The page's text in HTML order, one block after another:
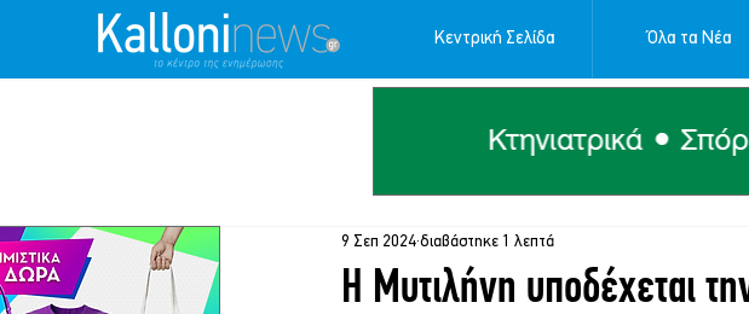
Κεντρική Σελίδα Όλα τα Νέα
Η Μυτιλήνη υποδέχεται
9 Σεπ 2024 διαβάστηκε 1 λεπτά